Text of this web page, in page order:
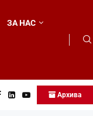
ЗА НАС
Архива